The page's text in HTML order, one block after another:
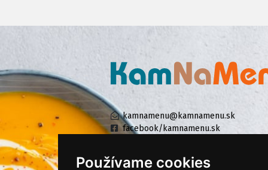
Používame cookies
kamnamenu@kamnamenu.sk
facebook/kamnamenu.sk